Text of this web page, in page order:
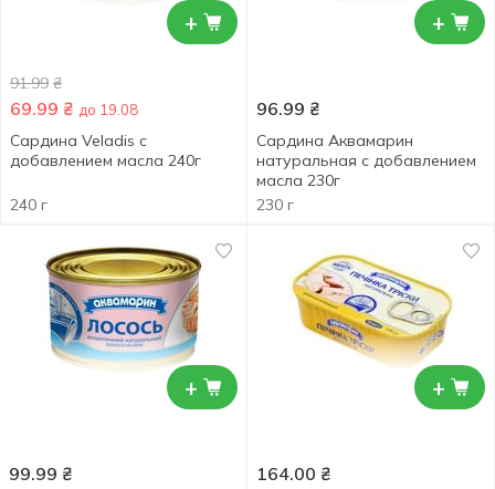
+
91.99 ₴
69.99 ₴ до 19.08
Сардина Veladis с
добавлением масла 240г
240 г
+
96.99 ₴
Сардина Аквамарин
натуральная с добавлением
масла 230г
230 г
+
99.99 ₴
+
164.00 ₴